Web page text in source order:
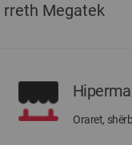
Megatek
Oraret,